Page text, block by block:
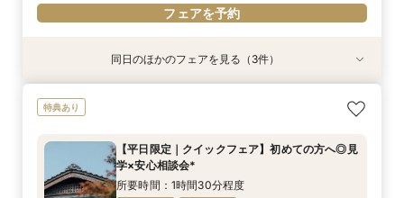
フェアを予約
8/20(木)
11:00〜 13:00〜
8/20(木)
【平日限定｜クイックフェア】初めての方へ◎見
11:00〜
8/20(木)
【オンライン60分】見学前に不安解消◎あんし
12:00〜
16:00〜
同日のほかのフェアを見る（3件）
特典あり
【平日限定｜クイックフェア】初めての方へ◎見
学×安心相談会*
所要時間：1時間30分程度